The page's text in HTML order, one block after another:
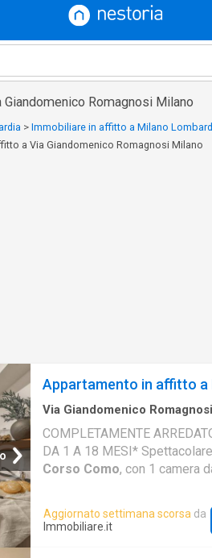
Romagnosi Milano
> Immobiliare in affitto a Milano
a Via Giandomenico Romagnosi Milano
Appartamento in affitto a
Via Giandomenico
COMPLETAMENTE
DA 1 A 18 MESI*
Corso Como, con 1 camera
Aggiornato settimana scorsa da
Immobiliare.it